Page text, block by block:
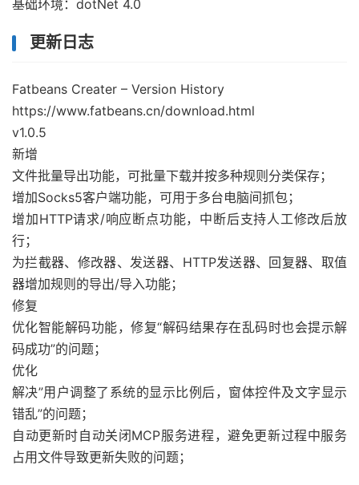
基础环境：dotNet 4.0
更新日志
Fatbeans Creater – Version History
https://www.fatbeans.cn/download.html
v1.0.5
新增
文件批量导出功能，可批量下载并按多种规则分类保存；
增加Socks5客户端功能，可用于多台电脑间抓包；
增加HTTP请求/响应断点功能，中断后支持人工修改后放
行；
为拦截器、修改器、发送器、HTTP发送器、回复器、取值
器增加规则的导出/导入功能；
修复
优化智能解码功能，修复“解码结果存在乱码时也会提示解
码成功”的问题；
优化
解决”用户调整了系统的显示比例后，窗体控件及文字显示
错乱”的问题；
自动更新时自动关闭MCP服务进程，避免更新过程中服务
占用文件导致更新失败的问题；